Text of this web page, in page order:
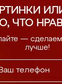
ЧТО
—
лучше!